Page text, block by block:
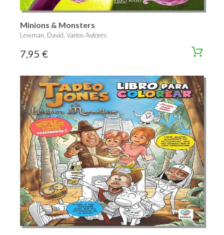
Minions & Monsters
Lewman, David, Varios Autores
7,95 €